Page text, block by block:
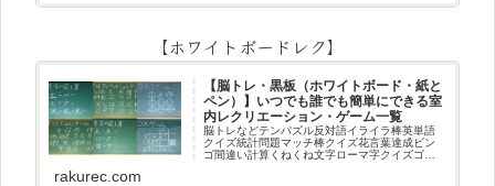
【ホワイトボードレク】
【脳トレ・黒板（ホワイトボード・紙と
ペン）】いつでも誰でも簡単にできる室
内レクリエーション・ゲーム一覧
脳トレなどテンパズル反対語イライラ棒英単語
クイズ統計問題マッチ棒クイズ花言葉達成ビン
ゴ間違い計算くねくね文字ローマ字クイズゴロ
rakurec.com